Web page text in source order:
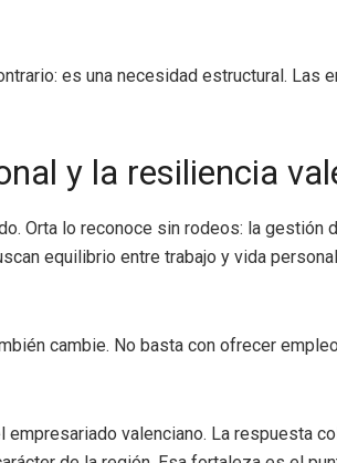
es una necesidad estructural.
y la resiliencia
Orta lo reconoce sin rodeos: la
equilibrio entre trabajo y vida
cambie. No basta con ofrecer
valenciano. La